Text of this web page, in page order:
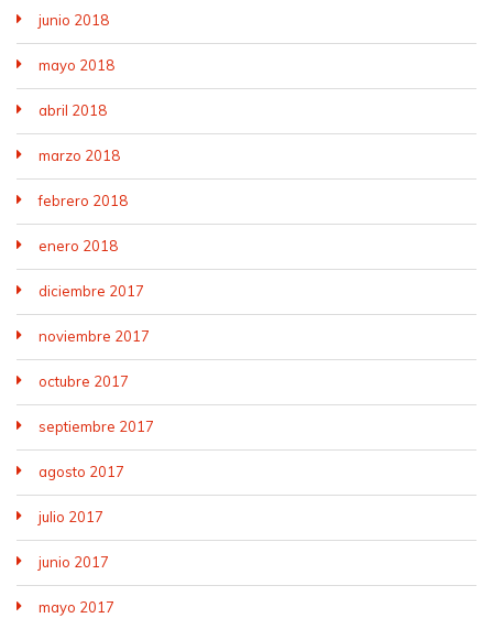
junio 2018
mayo 2018
abril 2018
marzo 2018
febrero 2018
enero 2018
diciembre 2017
noviembre 2017
octubre 2017
septiembre 2017
agosto 2017
julio 2017
junio 2017
mayo 2017